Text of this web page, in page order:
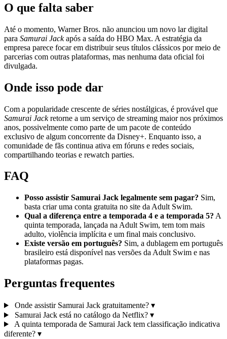
O que falta saber
Até o momento, Warner Bros. não anunciou um novo lar digital
para Samurai Jackapós a saída do HBO Max. A estratégia da
empresa parece focar em distribuir seus títulos clássicos por meio de
parcerias com outras plataformas, mas nenhuma data oficial foi
divulgada.
Onde isso pode dar
Com a popularidade crescente de séries nostálgicas, é provável que
Samurai Jackretorne a um serviço de streaming maior nos próximos
anos, possivelmente como parte de um pacote de conteúdo
exclusivo de algum concorrente da Disney+. Enquanto isso, a
comunidade de fãs continua ativa em fóruns e redes sociais,
compartilhando teorias e rewatch parties.
FAQ
Posso assistir Samurai Jack legalmente sem pagar? Sim,
basta criar uma conta gratuita no site da Adult Swim.
Qual a diferença entre a temporada 4 e a temporada 5? A
quinta temporada, lançada na Adult Swim, tem tom mais
adulto, violência implícita e um final mais conclusivo.
Existe versão em português? Sim, a dublagem em português
brasileiro está disponível nas versões da Adult Swim e nas
plataformas pagas.
Perguntas frequentes
Onde assistir Samurai Jack gratuitamente? ▾
Samurai Jack está no catálogo da Netflix? ▾
A quinta temporada de Samurai Jack tem classificação indicativa
diferente? ▾